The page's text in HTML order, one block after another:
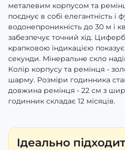
металевим корпусом та
поєднує в собі елегантність і
водонепроникність до 30 м і
забезпечує точний хід.
крапковою індикацією
секунди. Мінеральне скло
Колір корпусу та ремінця -
шарму. Розміри годинника
довжина ремінця - 22 см з
годинник складає 12 місяців.
Ідеально